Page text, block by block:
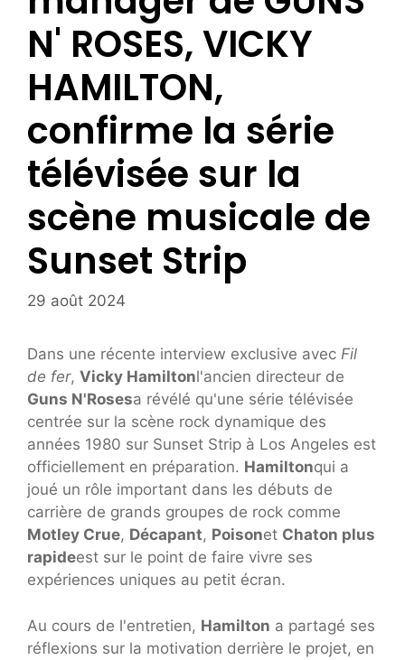
N' ROSES, VICKY
HAMILTON,
confirme la série
télévisée sur la
scène musicale de
Sunset Strip
29 août 2024
Dans une récente interview exclusive avec Fil
de fer, Vicky Hamiltonl'ancien directeur de
Guns N'Rosesa révélé qu'une série télévisée
centrée sur la scène rock dynamique des
années 1980 sur Sunset Strip à Los Angeles est
officiellement en préparation. Hamiltonqui a
joué un rôle important dans les débuts de
carrière de grands groupes de rock comme
Motley Crue, Décapant, Poisonet Chaton plus
rapideest sur le point de faire vivre ses
expériences uniques au petit écran.
Au cours de l'entretien, Hamilton a partagé ses
réflexions sur la motivation derrière le projet, en